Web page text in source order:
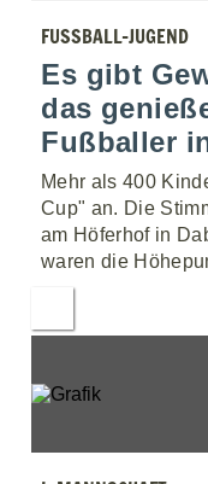
FUSSBALL-JUGEND
Es gibt
das
Fußballer
Mehr als 400
Cup" an. Die
am Höferhof in
waren die